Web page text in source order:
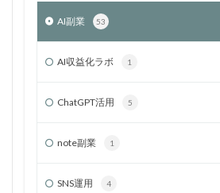
AI副業 53
AI収益化ラボ 1
ChatGPT活用 5
note副業 1
SNS運用 4